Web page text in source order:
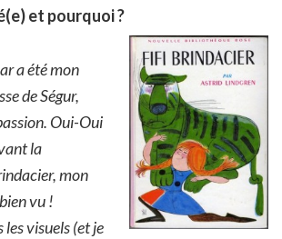
et pourquoi ?
a été mon
de Ségur,
Oui-Oui
la
mon
vu !
les visuels (et je